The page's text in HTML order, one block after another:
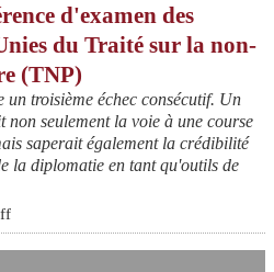
d'examen des
du Traité sur la non-
(TNP)
un troisième échec consécutif. Un
non seulement la voie à une course
saperait également la crédibilité
la diplomatie en tant qu'outils de